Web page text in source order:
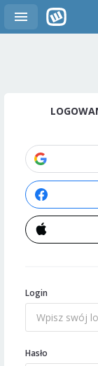
Login
Hasło